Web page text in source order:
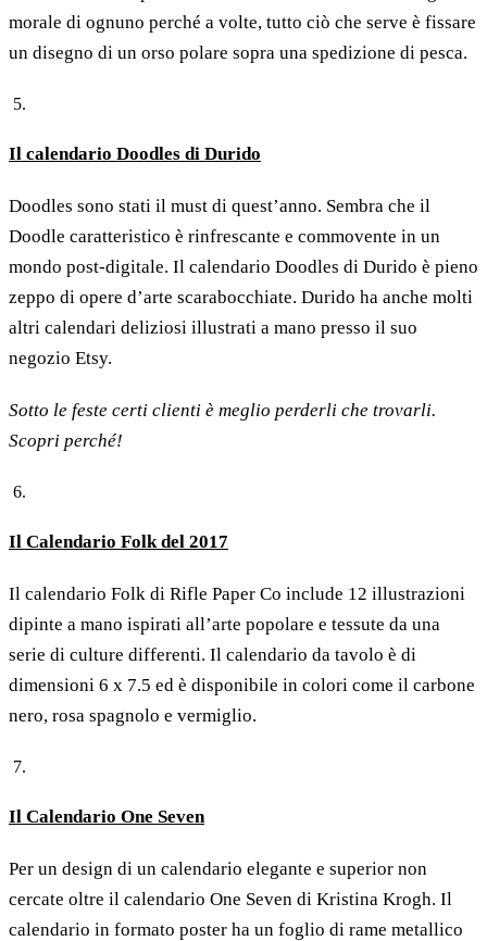
morale di ognuno perché a volte, tutto ciò che serve è fissare
un disegno di un orso polare sopra una spedizione di pesca.
Il calendario Doodles di Durido
Doodles sono stati il must di quest’anno. Sembra che il
Doodle caratteristico è rinfrescante e commovente in un
mondo post-digitale. Il calendario Doodles di Durido è pieno
zeppo di opere d’arte scarabocchiate. Durido ha anche molti
altri calendari deliziosi illustrati a mano presso il suo
negozio Etsy.
Sotto le feste certi clienti è meglio perderli che trovarli.
Scopri perché!
Il Calendario Folk del 2017
Il calendario Folk di Rifle Paper Co include 12 illustrazioni
dipinte a mano ispirati all’arte popolare e tessute da una
serie di culture differenti. Il calendario da tavolo è di
dimensioni 6 x 7.5 ed è disponibile in colori come il carbone
nero, rosa spagnolo e vermiglio.
Il Calendario One Seven
Per un design di un calendario elegante e superior non
cercate oltre il calendario One Seven di Kristina Krogh. Il
calendario in formato poster ha un foglio di rame metallico